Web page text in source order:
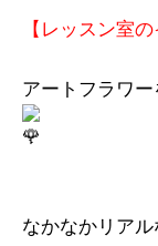
【レッスン室
アートフラワ
なかなかリア